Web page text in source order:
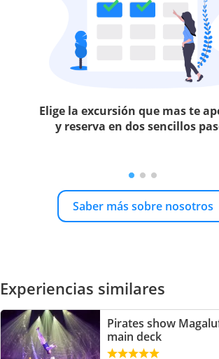
Elige la excursión que mas te
y reserva en dos sencillos
Saber más sobre nosotros
Experiencias similares
Pirates show
main deck